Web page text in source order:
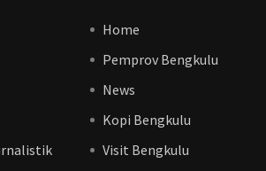
Home
Pemprov Bengkulu
News
Kopi Bengkulu
Visit Bengkulu